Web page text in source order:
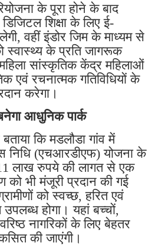
के पूरा होने के बाद
शिक्षा के लिए ई-
वहीं इंडोर जिम के माध्यम से
स्वास्थ्य के प्रति जागरूक
सांस्कृतिक केंद्र महिलाओं
एवं रचनात्मक गतिविधियों के
करेगा।
आधुनिक पार्क
कि मडलौडा गांव में
निधि (एचआरडीएफ) योजना के
लाख रुपये की लागत से एक
को भी मंजूरी प्रदान की गई
को स्वच्छ, हरित एवं
उपलब्ध होगा। यहां बच्चों,
नागरिकों के लिए बेहतर
की जाएंगी।